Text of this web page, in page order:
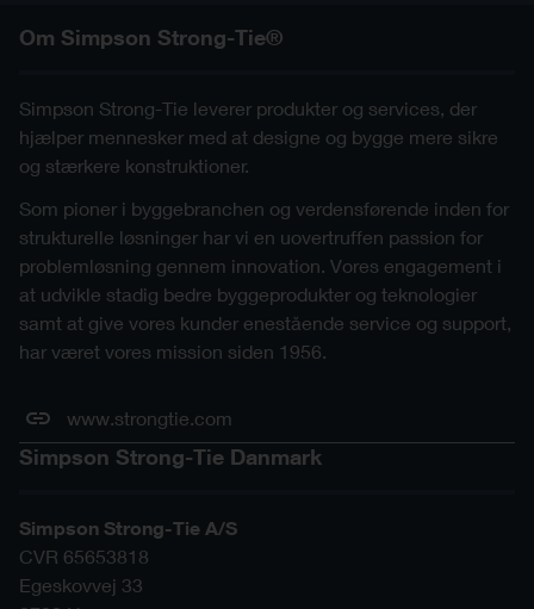
Om Simpson Strong-Tie®
Simpson Strong-Tie leverer produkter og services, der
hjælper mennesker med at designe og bygge mere sikre
og stærkere konstruktioner.
Som pioner i byggebranchen og verdensførende inden for
strukturelle løsninger har vi en uovertruffen passion for
problemløsning gennem innovation. Vores engagement i
at udvikle stadig bedre byggeprodukter og teknologier
samt at give vores kunder enestående service og support,
har været vores mission siden 1956.
www.strongtie.com
Simpson Strong-Tie Danmark
Simpson Strong-Tie A/S
CVR 65653818
Egeskovvej 33